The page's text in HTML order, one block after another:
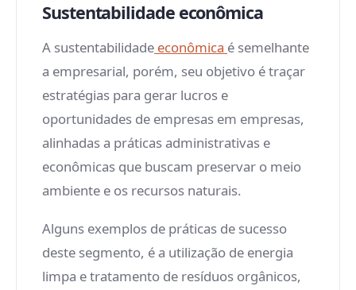
Sustentabilidade econômica
A sustentabilidade econômica é semelhante
a empresarial, porém, seu objetivo é traçar
estratégias para gerar lucros e
oportunidades de empresas em empresas,
alinhadas a práticas administrativas e
econômicas que buscam preservar o meio
ambiente e os recursos naturais.
Alguns exemplos de práticas de sucesso
deste segmento, é a utilização de energia
limpa e tratamento de resíduos orgânicos,